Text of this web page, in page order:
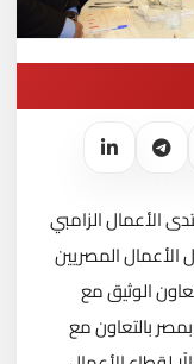
الأعمال الزامبي
الأعمال المصريين
الوثيق مع
بالتعاون مع